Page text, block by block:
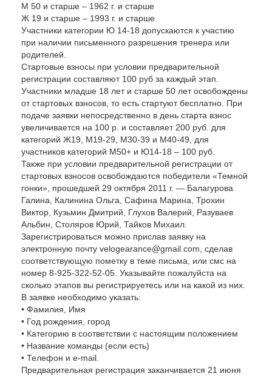
М 50 и старше – 1962 г. и старше
Ж 19 и старше – 1993 г. и старше
Участники категории Ю 14-18 допускаются к участию
при наличии письменного разрешения тренера или
родителей.
Стартовые взносы при условии предварительной
регистрации составляют 100 руб за каждый этап.
Участники младше 18 лет и старше 50 лет освобождены
от стартовых взносов, то есть стартуют бесплатно. При
подаче заявки непосредственно в день старта взнос
увеличивается на 100 р. и составляет 200 руб. для
категорий Ж19, М19-29, М30-39 и М40-49, для
участников категорий М50+ и Ю14-18 – 100 руб.
Также при условии предварительной регистрации от
стартовых взносов освобождаются победители «Темной
гонки», прошедшей 29 октября 2011 г. — Балагурова
Галина, Калинина Ольга, Сафина Марина, Трохин
Виктор, Кузьмин Дмитрий, Глухов Валерий, Разуваев
Альбин, Столяров Юрий, Тайков Михаил.
Зарегистрироваться можно прислав заявку на
электронную почту velogearance@gmail.com, сделав
соответствующую пометку в теме письма, или смс на
номер 8-925-322-52-05. Указывайте пожалуйста на
сколько этапов вы регистрируетесь или на какой из них.
В заявке необходимо указать:
• Фамилия, Имя
• Год рождения, город
• Категорию в соответствии с настоящим положением
• Название команды (если есть)
• Телефон и e-mail.
Предварительная регистрация заканчивается 21 июня